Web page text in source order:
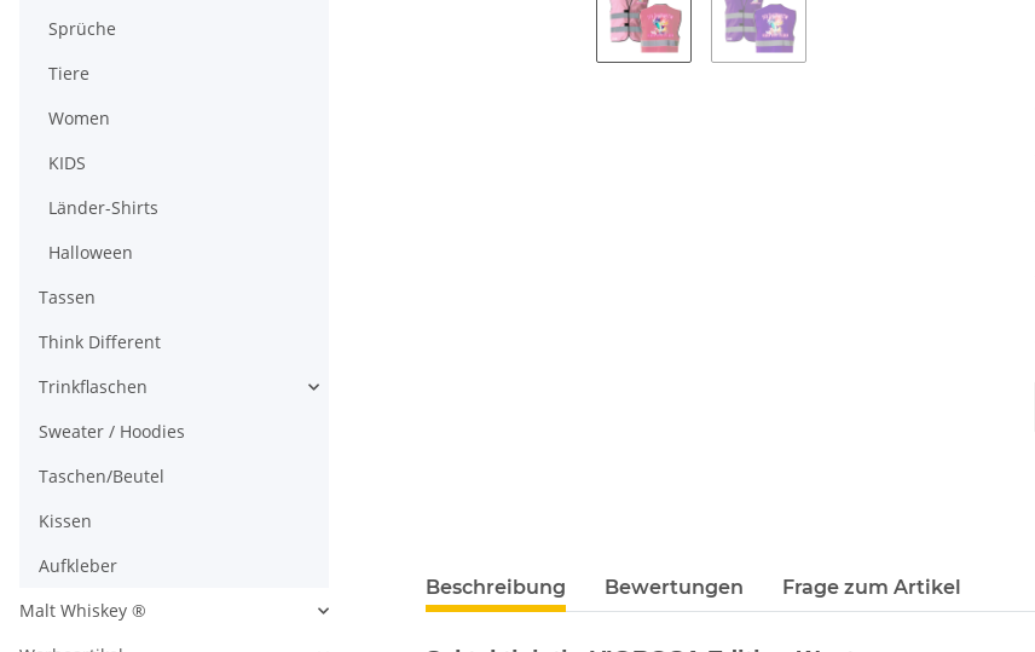
Beschreibung Bewertungen Frage zum Artikel
Sprüche
Tiere
Women
KIDS
Länder-Shirts
Halloween
Tassen
Think Different
Trinkflaschen
Sweater / Hoodies
Taschen/Beutel
Kissen
Aufkleber
Malt Whiskey ®